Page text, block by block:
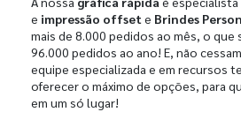
e impressão offset e Brindes
mais de 8.000 pedidos ao mês, o que
96.000 pedidos ao ano! E, não
equipe especializada e em recursos
oferecer o máximo de opções, para
em um só lugar!